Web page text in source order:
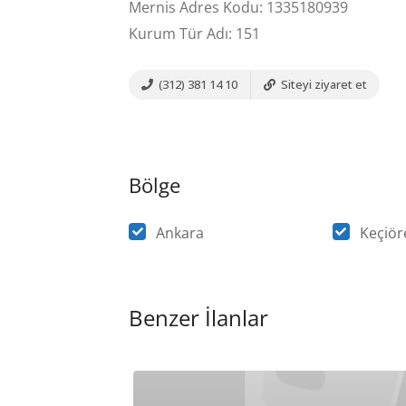
Mernis Adres Kodu: 1335180939
Kurum Tür Adı: 151
(312) 381 14 10 Siteyi ziyaret et
Bölge
Ankara
Benzer İlanlar